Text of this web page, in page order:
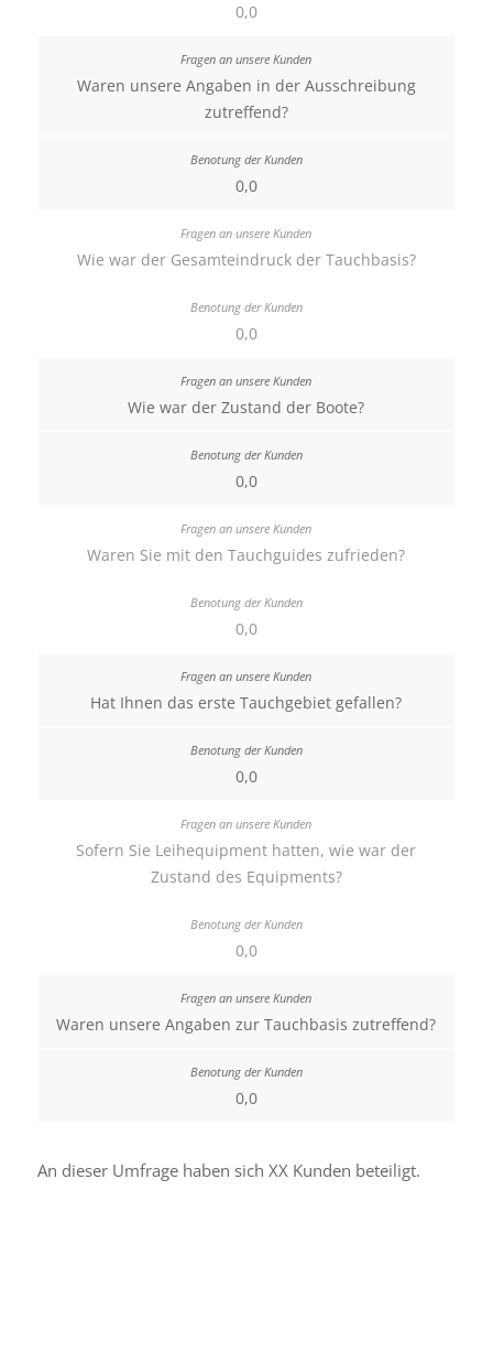
0,0
Waren unsere Angaben in der Ausschreibung
zutreffend?
0,0
Wie war der Gesamteindruck der Tauchbasis?
0,0
Wie war der Zustand der Boote?
0,0
Waren Sie mit den Tauchguides zufrieden?
0,0
Hat Ihnen das erste Tauchgebiet gefallen?
0,0
Sofern Sie Leihequipment hatten, wie war der
Zustand des Equipments?
0,0
Waren unsere Angaben zur Tauchbasis zutreffend?
0,0
An dieser Umfrage haben sich XX Kunden beteiligt.